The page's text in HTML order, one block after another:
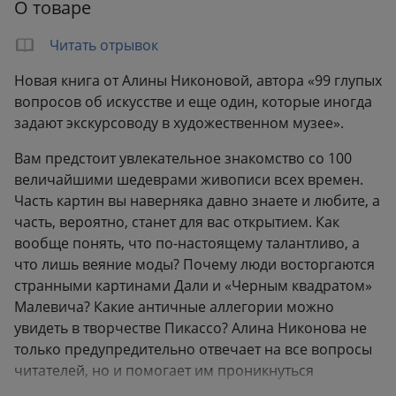
О товаре
Читать отрывок
Новая книга от Алины Никоновой, автора «99 глупых
вопросов об искусстве и еще один, которые иногда
задают экскурсоводу в художественном музее».
Вам предстоит увлекательное знакомство со 100
величайшими шедеврами живописи всех времен.
Часть картин вы наверняка давно знаете и любите, а
часть, вероятно, станет для вас открытием. Как
вообще понять, что по-настоящему талантливо, а
что лишь веяние моды? Почему люди восторгаются
странными картинами Дали и «Черным квадратом»
Малевича? Какие античные аллегории можно
увидеть в творчестве Пикассо? Алина Никонова не
только предупредительно отвечает на все вопросы
читателей, но и помогает им проникнуться